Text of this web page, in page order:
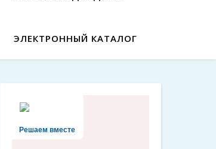
ЭЛЕКТРОННЫЙ КАТАЛОГ
Решаем вместе